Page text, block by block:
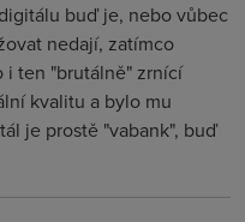
buď je, nebo vůbec
nedají, zatímco
i ten "brutálně" zrnící
kvalitu a bylo mu
je prostě "vabank", buď